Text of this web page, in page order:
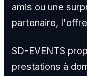
amis ou une
partenaire, l'offre
SD-EVENTS
prestations à